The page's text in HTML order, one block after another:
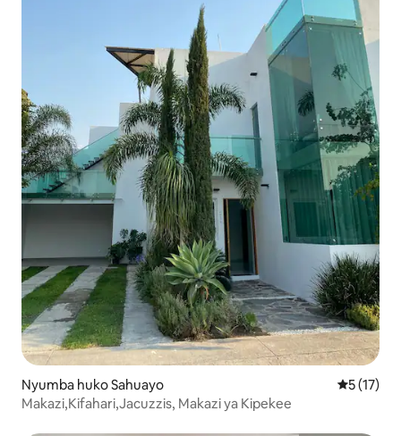
Nyumba huko Sahuayo Ukadiriaji
5 (17)
Makazi,Kifahari,Jacuzzis, Makazi ya Kipekee